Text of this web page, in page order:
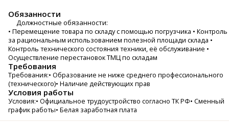
Обязанности
Должностные обязанности:
• Перемещение товара по складу с помощью погрузчика • Контроль
за рациональным использованием полезной площади склада •
Контроль технического состояния техники, её обслуживание •
Осуществление перестановок ТМЦ по складам
Требования
Требования:• Образование не ниже среднего профессионального
(технического)• Наличие действующих прав
Условия работы
Условия:• Официальное трудоустройство согласно ТК РФ• Сменный
график работы• Белая заработная плата